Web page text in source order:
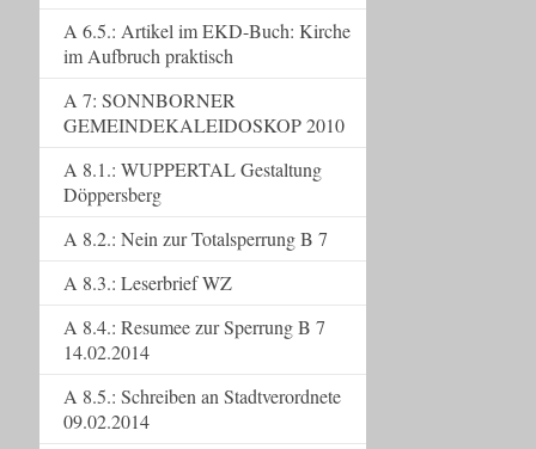
A 6.5.: Artikel im EKD-Buch: Kirche
im Aufbruch praktisch
A 7: SONNBORNER
GEMEINDEKALEIDOSKOP 2010
A 8.1.: WUPPERTAL Gestaltung
Döppersberg
A 8.2.: Nein zur Totalsperrung B 7
A 8.3.: Leserbrief WZ
A 8.4.: Resumee zur Sperrung B 7
14.02.2014
A 8.5.: Schreiben an Stadtverordnete
09.02.2014